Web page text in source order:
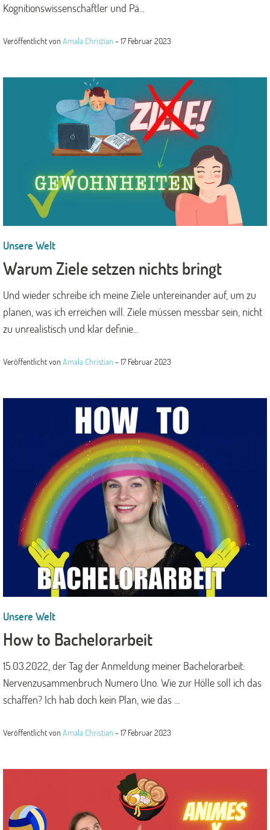
Kognitionswissenschaftler und Pä...
Veröffentlicht vonAmala Christian - 17 Februar 2023
Unsere Welt
Warum Ziele setzen nichts bringt
Und wieder schreibe ich meine Ziele untereinander auf, um zu
planen, was ich erreichen will. Ziele müssen messbar sein, nicht
zu unrealistisch und klar definie...
Veröffentlicht vonAmala Christian - 17 Februar 2023
Unsere Welt
How to Bachelorarbeit
15.03.2022, der Tag der Anmeldung meiner Bachelorarbeit:
Nervenzusammenbruch Numero Uno. Wie zur Hölle soll ich das
schaffen? Ich hab doch kein Plan, wie das ...
Veröffentlicht vonAmala Christian - 17 Februar 2023